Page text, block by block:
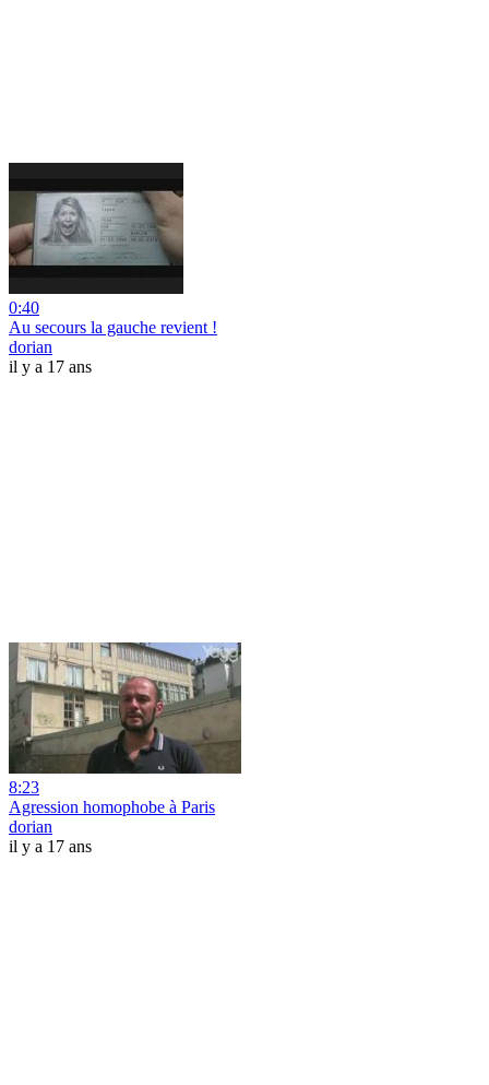
0:40
Au secours la gauche revient !
dorian
il y a 17 ans
8:23
Agression homophobe à Paris
dorian
il y a 17 ans